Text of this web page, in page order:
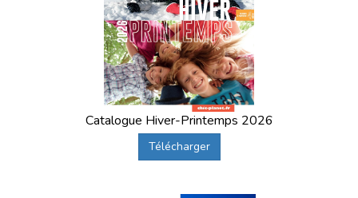
Catalogue Hiver-Printemps 2026
Télécharger